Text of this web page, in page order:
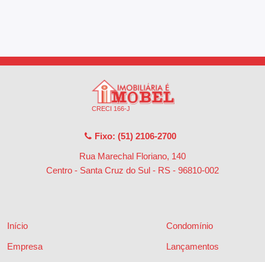
CRECI 166-J
Fixo: (51) 2106-2700
Rua Marechal Floriano, 140
Centro - Santa Cruz do Sul - RS - 96810-002
Início
Empresa
Condomínio
Lançamentos